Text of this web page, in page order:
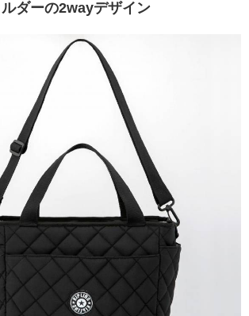
ダーの2wayデザイン